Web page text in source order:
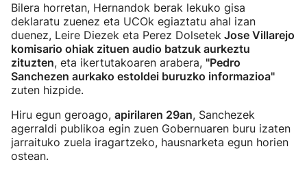
Bilera horretan, Hernandok berak lekuko gisa
deklaratu zuenez eta UCOk egiaztatu ahal izan
duenez, Leire Diezek eta Perez Dolsetek Jose Villarejo
komisario ohiak zituen audio batzuk aurkeztu
zituzten, eta ikertutakoaren arabera, "Pedro
Sanchezen aurkako estoldei buruzko informazioa"
zuten hizpide.
Hiru egun geroago, apirilaren 29an, Sanchezek
agerraldi publikoa egin zuen Gobernuaren buru izaten
jarraituko zuela iragartzeko, hausnarketa egun horien
ostean.